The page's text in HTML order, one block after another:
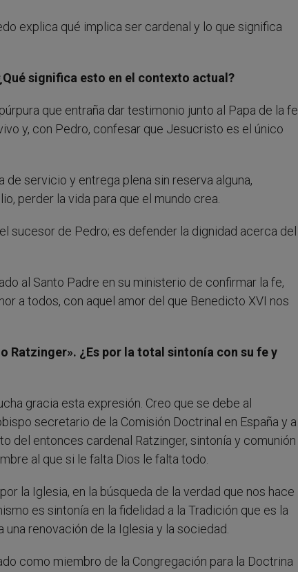
explica qué implica ser cardenal y lo que significa
significa esto en el contexto actual?
que entraña dar testimonio junto al Papa de la fe
y, con Pedro, confesar que Jesucristo es el único
de servicio y entrega plena sin reserva alguna,
perder la vida para que el mundo crea.
sucesor de Pedro; es defender la dignidad acerca del
al Santo Padre en su ministerio de confirmar la fe,
a todos, con aquel amor del que Benedicto XVI nos
Ratzinger». ¿Es por la total sintonía con su fe y
gracia esta expresión. Creo que se debe al
secretario de la Comisión Doctrinal en España y a
del entonces cardenal Ratzinger, sintonía y comunión
al que si le falta Dios le falta todo.
la Iglesia, en la búsqueda de la verdad que nos hace
es sintonía en la fidelidad a la Tradición que es la
renovación de la Iglesia y la sociedad.
como miembro de la Congregación para la Doctrina